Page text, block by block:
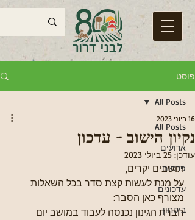
פוסט
All Posts
ארועים
פרסום
עדכונים
ביטחון
All Posts
נקיון הישוב - עדכון
16 ביוני 2023
עודכן: 25 ביולי 2023
תושבים יקרים,
על מנת לעשות קצת סדר בכל השאלות
מצורף כאן הסבר:
חברת הגינון נכנסה לעבוד במושב יום